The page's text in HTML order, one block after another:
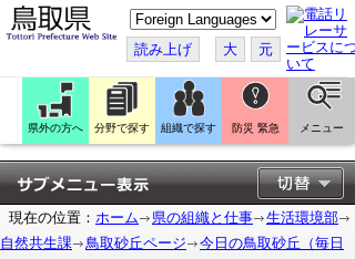
こ
の
ペ
ー
ジ
翻
訳
す
る
読み上げ 大 元
県外の方へ 分野で探す 組織で探す 防災 緊急 メニュー
現在の位置： ホーム 県の組織と仕事
生活環境部
自然共生課
鳥取砂丘ページ
今日の鳥取砂丘（毎日